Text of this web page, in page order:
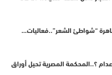
“شواطئ الشعر”..فعاليات…
؟..المحكمة المصرية تحيل أوراق